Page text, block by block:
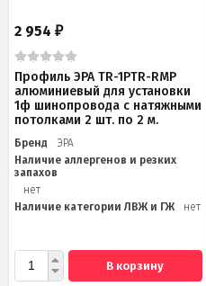
2 954 ₽
Профиль ЭРА TR-1PTR-RMP
алюминиевый для установки
1ф шинопровода с натяжными
потолками 2 шт. по 2 м.
Бренд
ЭРА
Наличие аллергенов и резких
запахов
нет
Наличие категории ЛВЖ и ГЖ
нет
В корзину